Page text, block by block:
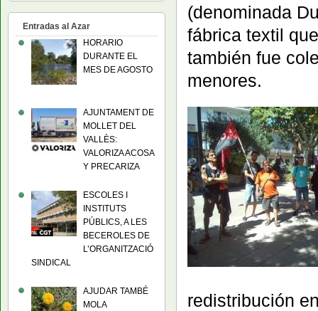
(denominada
fábrica textil
también fue
menores.
redistribución
Entradas al Azar
HORARIO
DURANTE EL
MES DE AGOSTO
AJUNTAMENT DE
MOLLET DEL
VALLÈS:
VALORIZA ACOSA
Y PRECARIZA
ESCOLES I
INSTITUTS
PÚBLICS, A LES
BECEROLES DE
L’ORGANITZACIÓ
SINDICAL
AJUDAR TAMBÉ
MOLA